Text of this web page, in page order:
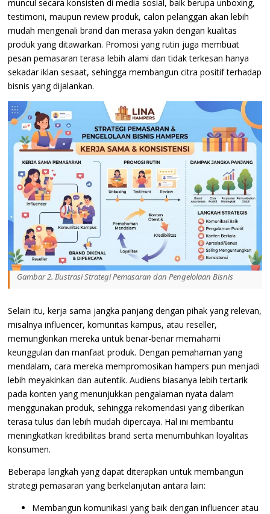
muncul secara konsisten di media sosial, baik berupa unboxing,
testimoni, maupun review produk, calon pelanggan akan lebih
mudah mengenali brand dan merasa yakin dengan kualitas
produk yang ditawarkan. Promosi yang rutin juga membuat
pesan pemasaran terasa lebih alami dan tidak terkesan hanya
sekadar iklan sesaat, sehingga membangun citra positif terhadap
bisnis yang dijalankan.
Gambar 2. Ilustrasi Strategi Pemasaran dan Pengelolaan Bisnis
Selain itu, kerja sama jangka panjang dengan pihak yang relevan,
misalnya influencer, komunitas kampus, atau reseller,
memungkinkan mereka untuk benar-benar memahami
keunggulan dan manfaat produk. Dengan pemahaman yang
mendalam, cara mereka mempromosikan hampers pun menjadi
lebih meyakinkan dan autentik. Audiens biasanya lebih tertarik
pada konten yang menunjukkan pengalaman nyata dalam
menggunakan produk, sehingga rekomendasi yang diberikan
terasa tulus dan lebih mudah dipercaya. Hal ini membantu
meningkatkan kredibilitas brand serta menumbuhkan loyalitas
konsumen.
Beberapa langkah yang dapat diterapkan untuk membangun
strategi pemasaran yang berkelanjutan antara lain:
Membangun komunikasi yang baik dengan influencer atau